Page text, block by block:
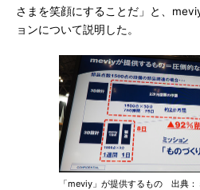
さまを笑顔にすることだ」と、
ョンについて説明した。
「meviy」が提供するもの 出典：